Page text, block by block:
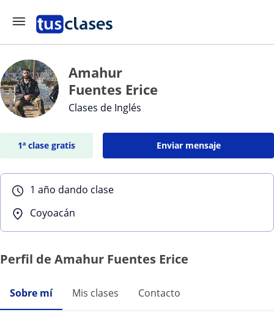
Amahur
Fuentes Erice
Clases de Inglés
1ª clase gratis Enviar mensaje
1 año dando clase
Coyoacán
Perfil de Amahur Fuentes Erice
Sobre mí Mis clases Contacto